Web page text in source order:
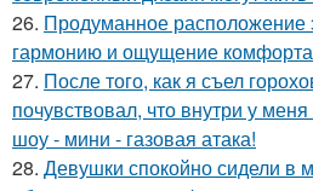
26. Продуманное
гармонию и ощущение
27. После того, как я съел
почувствовал, что внутри у
шоу - мини - газовая атака!
28. Девушки спокойно сидели в